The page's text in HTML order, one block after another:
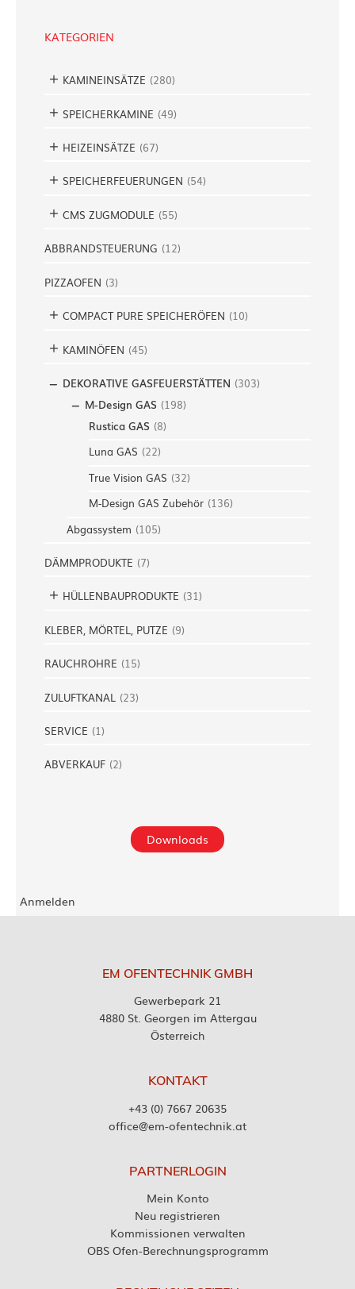
KATEGORIEN
KAMINEINSÄTZE (280)
SPEICHERKAMINE (49)
HEIZEINSÄTZE (67)
SPEICHERFEUERUNGEN (54)
CMS ZUGMODULE (55)
ABBRANDSTEUERUNG (12)
PIZZAOFEN (3)
COMPACT PURE SPEICHERÖFEN (10)
KAMINÖFEN (45)
DEKORATIVE GASFEUERSTÄTTEN (303)
M-Design GAS (198)
Rustica GAS (8)
Luna GAS (22)
True Vision GAS (32)
M-Design GAS Zubehör (136)
Abgassystem (105)
DÄMMPRODUKTE (7)
HÜLLENBAUPRODUKTE (31)
KLEBER, MÖRTEL, PUTZE (9)
RAUCHROHRE (15)
ZULUFTKANAL (23)
SERVICE (1)
ABVERKAUF (2)
Downloads
Anmelden
EM OFENTECHNIK GMBH
Gewerbepark 21
4880 St. Georgen im Attergau
Österreich
KONTAKT
+43 (0) 7667 20635
office@em-ofentechnik.at
PARTNERLOGIN
Mein Konto
Neu registrieren
Kommissionen verwalten
OBS Ofen-Berechnungsprogramm